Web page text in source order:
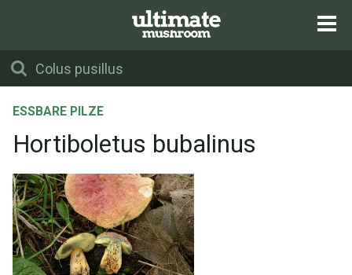
ESSBARE PILZE
Hortiboletus bubalinus